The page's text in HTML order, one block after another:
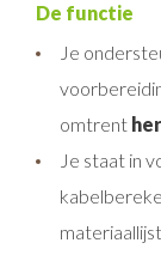
De functie
Je
omtrent
Je staat in